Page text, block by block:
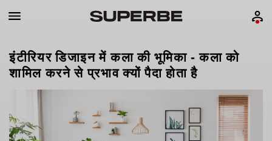
इंटीरियर डिजाइन में कला की भूमिका - कला को
शामिल करने से प्रभाव क्यों पैदा होता है